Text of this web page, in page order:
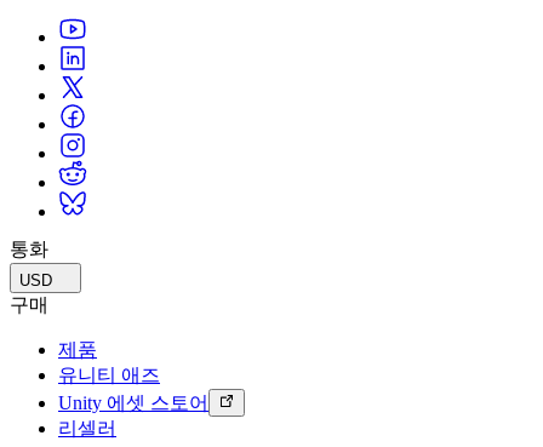
LiveOps
출시 후 인사이트를 확인하고 라이브 게임을 운영하세요.
성장
사용자 확보
모바일 사용자를 검색하고 Acquire
매장 및 D2C 전반에 걸쳐 IAP 관리하세요.
수익화
Unity로 광고하세요
활용 부문
모바일 게임
리테일
상점 경험을 온라인 경험으로 전환
자동차
혁신을 가속화하고 차량 내 경험을 향상시키세요.
모든 산업 보기
활용 사례
실제 성공 사례
베스트 프랙티스 가이드
전문가 팁
데모
데모, 샘플 및 빌딩 블록
모든 리소스
새로운 기능
블로그
업데이트, 정보, 기술 팁
뉴스
Unity Awards
전 세계 Unity 크리에이터 축하
사용법 가이드
실용적인 팁 및 베스트 프랙티스
교육
학생용
커리어 시작하기
교육 효율 극대화
교육 라이선스
자격증
Unity 숙련도를 입증하세요
통화
USD
구매
제품
유니티 애즈
Unity 에셋 스토어
리셀러